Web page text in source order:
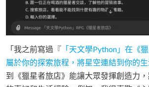
「我之前寫過『 「天文學Python」在《
屬於你的探索旅程，將星空連結到你的
到《獵星者旅店》能讓大眾發揮創造力